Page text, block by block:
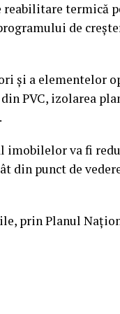
reabilitare termică
de
și a elementelor
PVC, izolarea
imobilelor va fi
din punct de
prin Planul